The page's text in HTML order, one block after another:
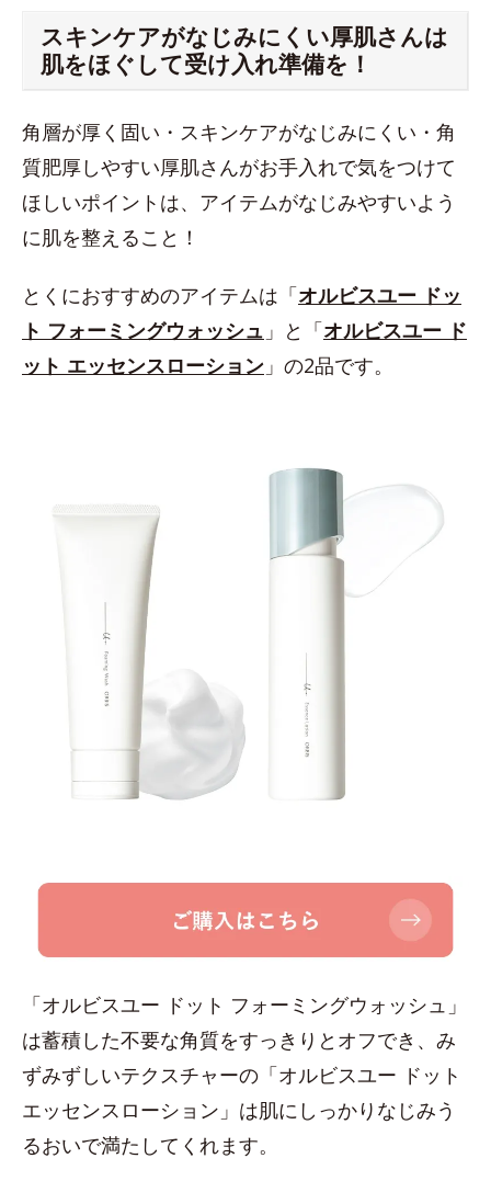
スキンケアがなじみにくい厚肌さんは
肌をほぐして受け入れ準備を！
角層が厚く固い・スキンケアがなじみにくい・角
質肥厚しやすい厚肌さんがお手入れで気をつけて
ほしいポイントは、アイテムがなじみやすいよう
に肌を整えること！
とくにおすすめのアイテムは「オルビスユー ドッ
ト フォーミングウォッシュ 」と「オルビスユー ド
ット エッセンスローション 」の2品です。
「オルビスユー ドット フォーミングウォッシュ」
は蓄積した不要な角質をすっきりとオフでき、み
ずみずしいテクスチャーの「オルビスユー ドット
エッセンスローション」は肌にしっかりなじみう
るおいで満たしてくれます。